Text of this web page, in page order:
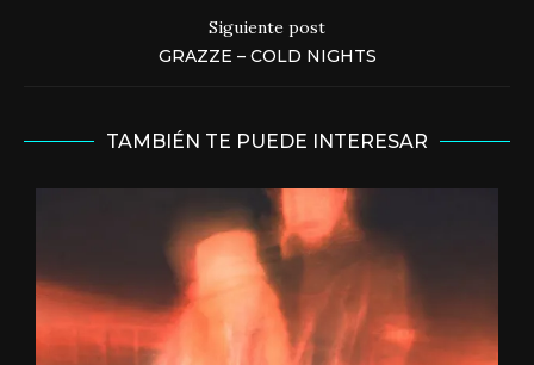
Siguiente post
GRAZZE – COLD NIGHTS
TAMBIÉN TE PUEDE INTERESAR